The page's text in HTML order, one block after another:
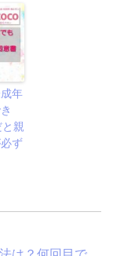
年
親
ず